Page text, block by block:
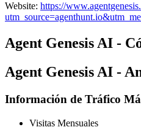
Website: https://
Agent Genesis AI -
Agent Genesis AI -
Información de Tráfico
Visitas Mensuales